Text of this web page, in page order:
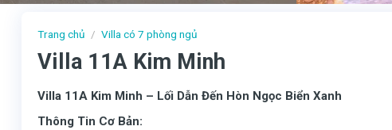
Trang chủ / Villa có 7 phòng ngủ
Villa 11A Kim Minh
Villa 11A Kim Minh – Lối Dẫn Đến Hòn Ngọc Biển Xanh
Thông Tin Cơ Bản: